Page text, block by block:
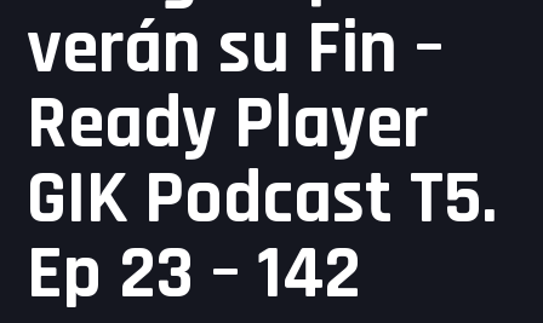
verán su Fin –
Ready Player
GIK Podcast T5.
Ep 23 – 142